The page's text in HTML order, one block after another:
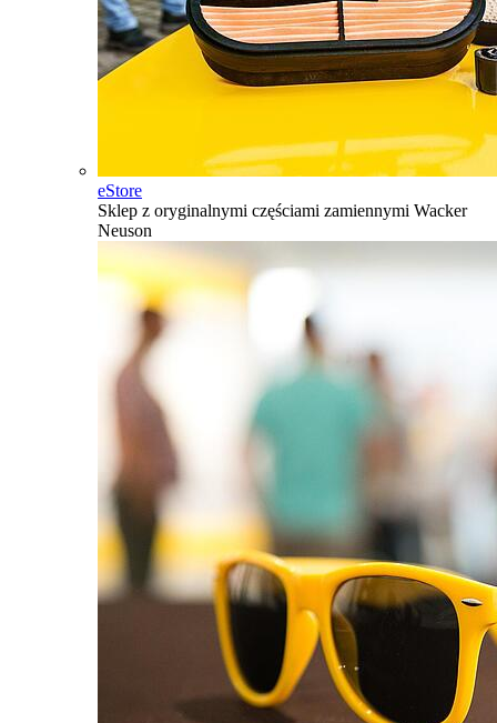
eStore
Sklep z oryginalnymi częściami zamiennymi Wacker
Neuson